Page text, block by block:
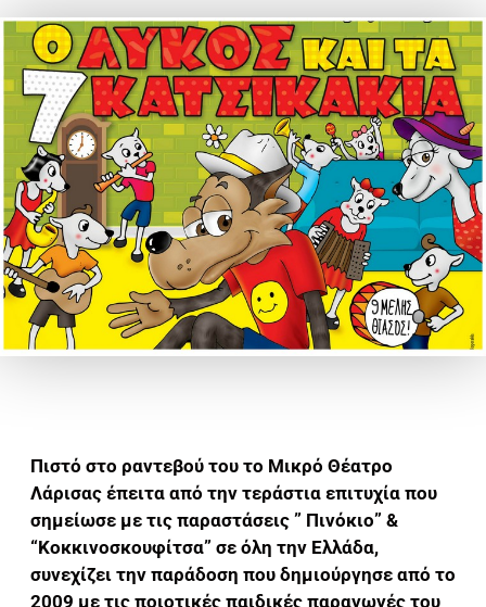
Πιστό στο ραντεβού του το Μικρό Θέατρο
Λάρισας έπειτα από την τεράστια επιτυχία που
σημείωσε με τις παραστάσεις ” Πινόκιο” &
“Κοκκινοσκουφίτσα” σε όλη την Ελλάδα,
συνεχίζει την παράδοση που δημιούργησε από το
2009 με τις ποιοτικές παιδικές παραγωγές του